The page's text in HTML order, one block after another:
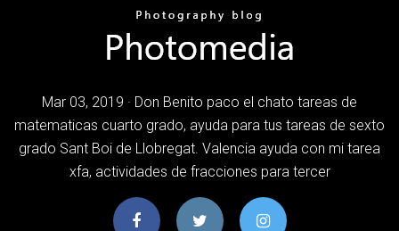
Mar 03, 2019 · Don Benito paco el chato tareas de
matematicas cuarto grado, ayuda para tus tareas de sexto
grado Sant Boi de Llobregat. Valencia ayuda con mi tarea
xfa, actividades de fracciones para tercer